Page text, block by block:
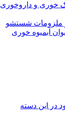
خوری و داروخوری
ملزومات شستشو
آبمیوه خوری
در این دسته